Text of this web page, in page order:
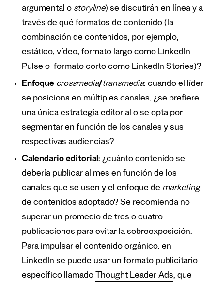
argumental o storyline) se discutirán en línea y a
través de qué formatos de contenido (la
combinación de contenidos, por ejemplo,
estático, vídeo, formato largo como LinkedIn
Pulse o formato corto como LinkedIn Stories)?
Enfoque crossmedia/transmedia: cuando el líder
se posiciona en múltiples canales, ¿se prefiere
una única estrategia editorial o se opta por
segmentar en función de los canales y sus
respectivas audiencias?
Calendario editorial: ¿cuánto contenido se
debería publicar al mes en función de los
canales que se usen y el enfoque de marketing
de contenidos adoptado? Se recomienda no
superar un promedio de tres o cuatro
publicaciones para evitar la sobreexposición.
Para impulsar el contenido orgánico, en
LinkedIn se puede usar un formato publicitario
específico llamado Thought Leader Ads, que